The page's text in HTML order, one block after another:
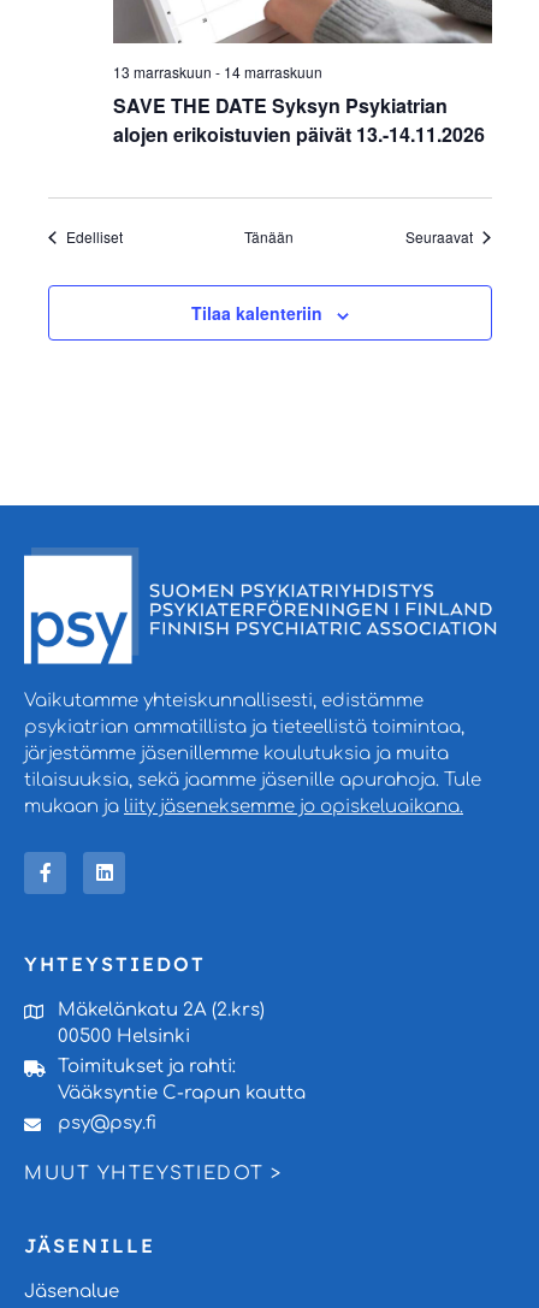
SAVE THE DATE Syksyn Psykiatrian
alojen erikoistuvien päivät 13.-14.11.2026
13 marraskuun - 14 marraskuun
EdellisetTapahtumat Tänään Seuraavat
Tilaa kalenteriin
Vaikutamme yhteiskunnallisesti, edistämme
psykiatrian ammatillista ja tieteellistä toimintaa,
järjestämme jäsenillemme koulutuksia ja muita
tilaisuuksia, sekä jaamme jäsenille apurahoja. Tule
mukaan ja liity jäseneksemme jo opiskeluaikana.
YHTEYSTIEDOT
Mäkelänkatu 2A (2.krs)
00500 Helsinki
Toimitukset ja rahti:
Vääksyntie C-rapun kautta
psy@psy.fi
MUUT YHTEYSTIEDOT >
JÄSENILLE
Jäsenalue